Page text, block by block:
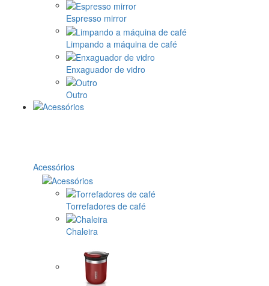
Espresso mirror
Limpando a máquina de café
Enxaguador de vidro
Outro
Acessórios
Torrefadores de café
Chaleira